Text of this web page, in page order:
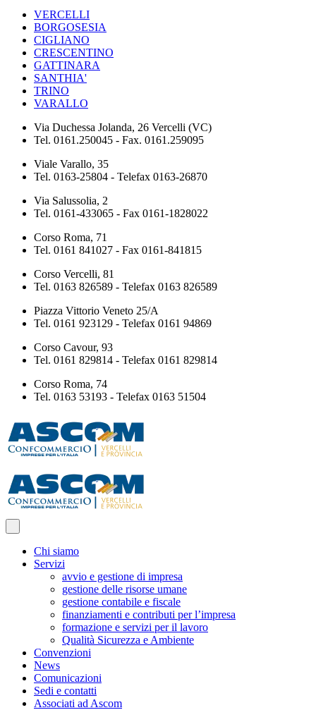
VERCELLI
BORGOSESIA
CIGLIANO
CRESCENTINO
GATTINARA
SANTHIA'
TRINO
VARALLO
Via Duchessa Jolanda, 26 Vercelli (VC)
Tel. 0161.250045 - Fax. 0161.259095
Viale Varallo, 35
Tel. 0163-25804 - Telefax 0163-26870
Via Salussolia, 2
Tel. 0161-433065 - Fax 0161-1828022
Corso Roma, 71
Tel. 0161 841027 - Fax 0161-841815
Corso Vercelli, 81
Tel. 0163 826589 - Telefax 0163 826589
Piazza Vittorio Veneto 25/A
Tel. 0161 923129 - Telefax 0161 94869
Corso Cavour, 93
Tel. 0161 829814 - Telefax 0161 829814
Corso Roma, 74
Tel. 0163 53193 - Telefax 0163 51504
Chi siamo
Servizi
avvio e gestione di impresa
gestione delle risorse umane
gestione contabile e fiscale
finanziamenti e contributi per l’impresa
formazione e servizi per il lavoro
Qualità Sicurezza e Ambiente
Convenzioni
News
Comunicazioni
Sedi e contatti
Associati ad Ascom